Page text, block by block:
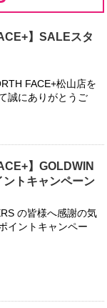
】SALEスタ
FACE+松山店を
誠にありがとうご
】GOLDWIN
ントキャンペーン
の皆様へ感謝の気
イントキャンペー